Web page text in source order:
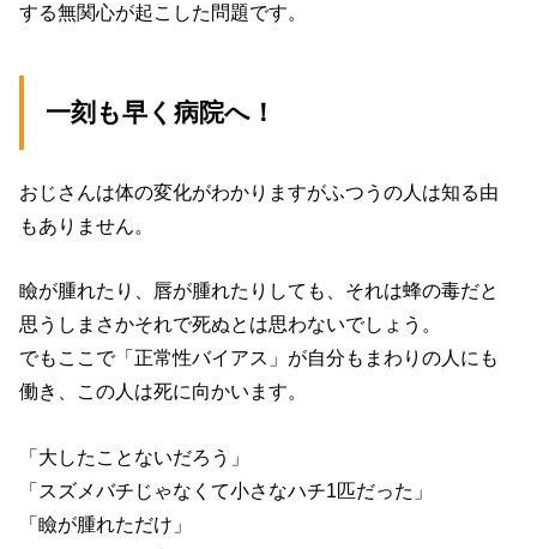
する無関心が起こした問題です。
一刻も早く病院へ！
おじさんは体の変化がわかりますがふつうの人は知る由
もありません。
瞼が腫れたり、唇が腫れたりしても、それは蜂の毒だと
思うしまさかそれで死ぬとは思わないでしょう。
でもここで「正常性バイアス」が自分もまわりの人にも
働き、この人は死に向かいます。
「大したことないだろう」
「スズメバチじゃなくて小さなハチ1匹だった」
「瞼が腫れただけ」